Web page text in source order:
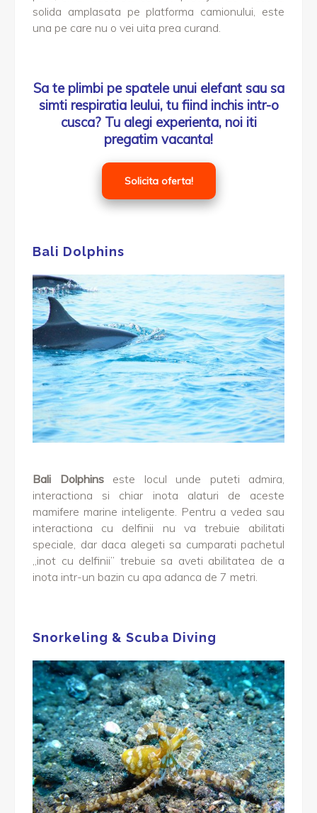
solida amplasata pe platforma camionului, este
una pe care nu o vei uita prea curand.
Sa te plimbi pe spatele unui elefant sau sa
simti respiratia leului, tu fiind inchis intr-o
cusca? Tu alegi experienta, noi iti
pregatim vacanta!
Solicita oferta!
Bali Dolphins
Bali Dolphinseste locul unde puteti admira,
interactiona si chiar inota alaturi de aceste
mamifere marine inteligente. Pentru a vedea sau
interactiona cu delfinii nu va trebuie abilitati
speciale, dar daca alegeti sa cumparati pachetul
„inot cu delfinii” trebuie sa aveti abilitatea de a
inota intr-un bazin cu apa adanca de 7 metri.
Snorkeling & Scuba Diving